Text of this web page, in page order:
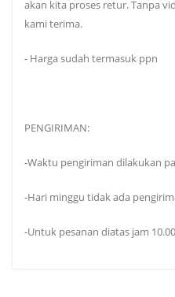
akan kita proses retur. Tanpa
kami terima.
- Harga sudah termasuk ppn
PENGIRIMAN:
-Waktu pengiriman dilakukan
-Hari minggu tidak ada
-Untuk pesanan diatas jam